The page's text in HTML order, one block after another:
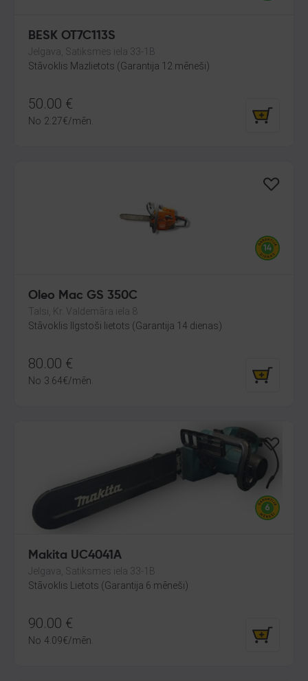
BESK OT7C113S
Jelgava, Satiksmes iela 33-1B
Stāvoklis Mazlietots (Garantija 12 mēneši)
50.00 €
No 2.27€/mēn.
Oleo Mac GS 350C
Talsi, Kr. Valdemāra iela 8
Stāvoklis Ilgstoši lietots (Garantija 14 dienas)
80.00 €
No 3.64€/mēn.
Makita UC4041A
Jelgava, Satiksmes iela 33-1B
Stāvoklis Lietots (Garantija 6 mēneši)
90.00 €
No 4.09€/mēn.